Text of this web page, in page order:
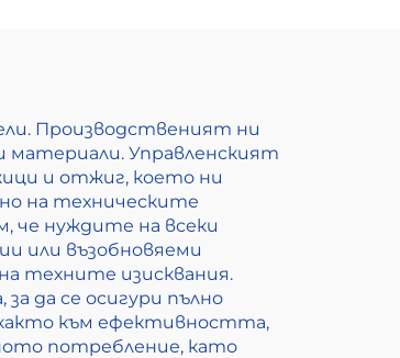
Производственият ни
материали. Управленският
и отжиг, което ни
на техническите
че нуждите на всеки
или възобновяеми
техните изисквания.
да се осигури пълно
към ефективността,
потребление, като